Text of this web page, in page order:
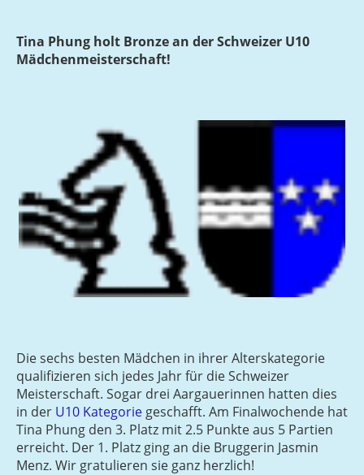
Tina Phung holt Bronze an der Schweizer U10
Mädchenmeisterschaft!
Die sechs besten Mädchen in ihrer Alterskategorie
qualifizieren sich jedes Jahr für die Schweizer
Meisterschaft. Sogar drei Aargauerinnen hatten dies
in der U10 Kategorie geschafft. Am Finalwochende hat
Tina Phung den 3. Platz mit 2.5 Punkte aus 5 Partien
erreicht. Der 1. Platz ging an die Bruggerin Jasmin
Menz. Wir gratulieren sie ganz herzlich!